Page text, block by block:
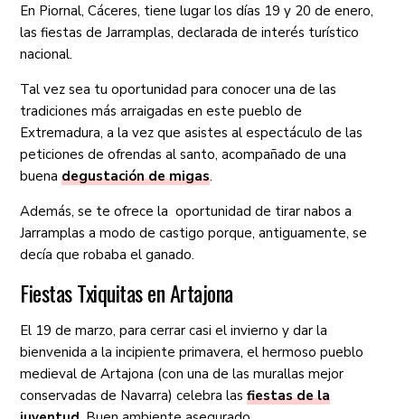
En Piornal, Cáceres, tiene lugar los días 19 y 20 de enero,
las fiestas de Jarramplas, declarada de interés turístico
nacional.
Tal vez sea tu oportunidad para conocer una de las
tradiciones más arraigadas en este pueblo de
Extremadura, a la vez que asistes al espectáculo de las
peticiones de ofrendas al santo, acompañado de una
buenadegustación de migas.
Además, se te ofrece la oportunidad de tirar nabos a
Jarramplas a modo de castigo porque, antiguamente, se
decía que robaba el ganado.
Fiestas Txiquitas en Artajona
El 19 de marzo, para cerrar casi el invierno y dar la
bienvenida a la incipiente primavera, el hermoso pueblo
medieval de Artajona (con una de las murallas mejor
conservadas de Navarra) celebra lasfiestas de la